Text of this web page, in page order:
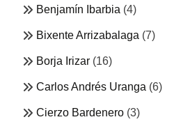
Benjamín Ibarbia (4)
Bixente Arrizabalaga (7)
Borja Irizar (16)
Carlos Andrés Uranga (6)
Cierzo Bardenero (3)